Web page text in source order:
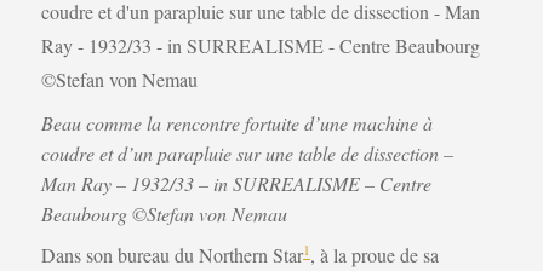
Beau comme la rencontre fortuite d’une machine à
coudre et d’un parapluie sur une table de dissection –
Man Ray – 1932/33 – in SURREALISME – Centre
Beaubourg ©Stefan von Nemau
Dans son bureau du Northern Star1, à la proue de sa